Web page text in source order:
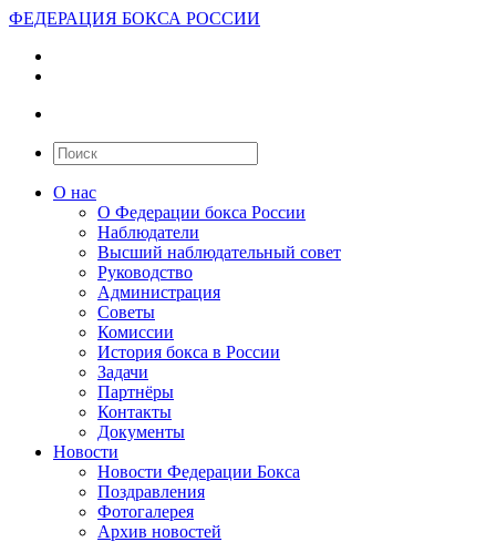
ФЕДЕРАЦИЯ БОКСА РОССИИ
О нас
О Федерации бокса России
Наблюдатели
Высший наблюдательный совет
Руководство
Администрация
Советы
Комиссии
История бокса в России
Задачи
Партнёры
Контакты
Документы
Новости
Новости Федерации Бокса
Поздравления
Фотогалерея
Архив новостей